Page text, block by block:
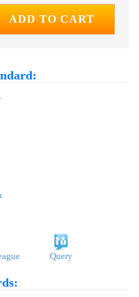
ADD TO CART
Query